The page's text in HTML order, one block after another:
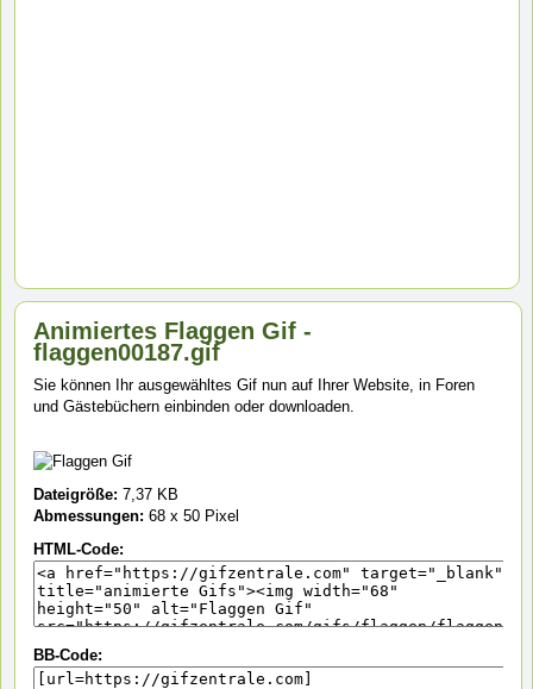
Animiertes Flaggen Gif -
flaggen00187.gif
Sie können Ihr ausgewähltes Gif nun auf Ihrer Website, in Foren
und Gästebüchern einbinden oder downloaden.
Dateigröße: 7,37 KB
Abmessungen: 68 x 50 Pixel
HTML-Code:
BB-Code: